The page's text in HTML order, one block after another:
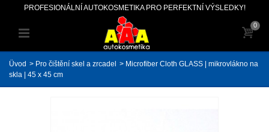
PROFESIONÁLNÍ AUTOKOSMETIKA PRO PERFEKTNÍ VÝSLEDKY!
0
Üvod > Pro čištění skel a zrcadel > Microfiber Cloth GLASS | mikrovlákno na
skla | 45 x 45 cm